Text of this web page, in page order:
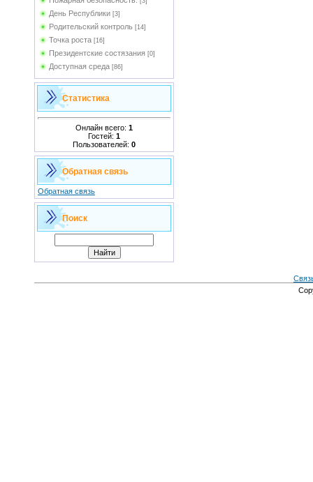
День Республики [3]
Родительский контроль [14]
Точка роста [16]
Президентские состязания [0]
Доступная среда [86]
Статистика
Онлайн всего: 1
Гостей: 1
Пользователей: 0
Обратная связь
Обратная связь
Поиск